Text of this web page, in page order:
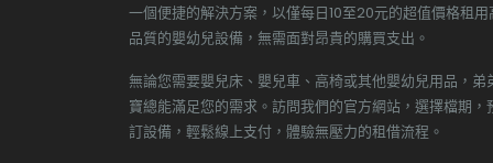
一個便捷的解決方案，以僅每日10至20元的超值價格租用
品質的嬰幼兒設備，無需面對昂貴的購買支出。
無論您需要嬰兒床、嬰兒車、高椅或其他嬰幼兒用品，弟
寶總能滿足您的需求。訪問我們的官方網站，選擇檔期，
訂設備，輕鬆線上支付，體驗無壓力的租借流程。